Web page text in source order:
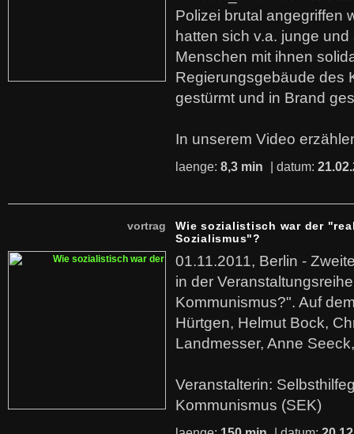
Polizei brutal angegriffen
hatten sich v.a. junge
Menschen mit ihnen
Regierungsgebäude des
gestürmt und in Brand
In unserem Video
laenge: 8,3 min | datum:
vortrag
Wie sozialistisch war der
Sozialismus"?
01.11.2011, Berlin -
in der
Kommunismus?". Auf
Hürtgen, Helmut Bock,
Landmesser, Anne
Veranstalterin:
Kommunismus (SEK)